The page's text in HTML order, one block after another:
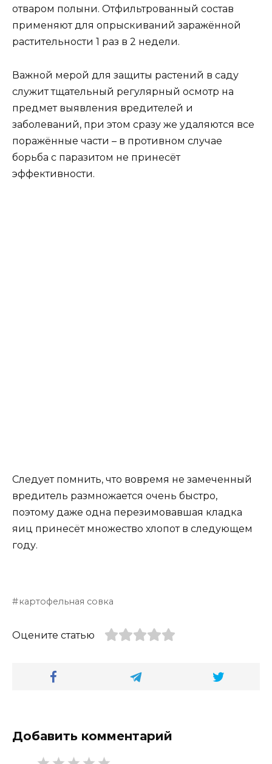
отваром полыни. Отфильтрованный состав
применяют для опрыскиваний заражённой
растительности 1 раз в 2 недели.
Важной мерой для защиты растений в саду
служит тщательный регулярный осмотр на
предмет выявления вредителей и
заболеваний, при этом сразу же удаляются все
поражённые части – в противном случае
борьба с паразитом не принесёт
эффективности.
Следует помнить, что вовремя не замеченный
вредитель размножается очень быстро,
поэтому даже одна перезимовавшая кладка
яиц принесёт множество хлопот в следующем
году.
картофельная совка
Оцените статью
Добавить комментарий